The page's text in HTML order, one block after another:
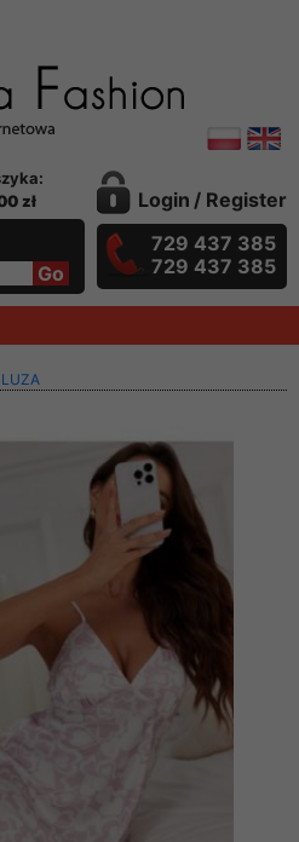
zł
Login / Register
729 437 385
729 437 385